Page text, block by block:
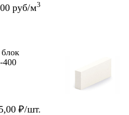
руб/м3
400
₽/шт.